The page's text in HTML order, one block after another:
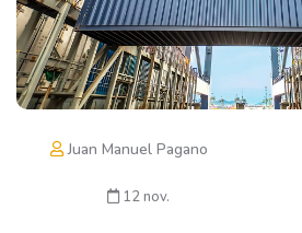
Juan Manuel Pagano
12 nov.